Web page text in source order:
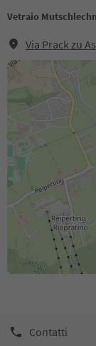
Vetraio
Via Prack zu
Contatti